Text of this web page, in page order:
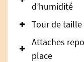
d’humidité
Tour de
Attaches
place